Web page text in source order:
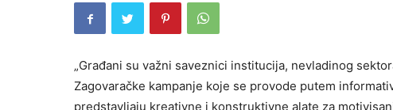
„Građani su važni saveznici institucija, nevladinog
Zagovaračke kampanje koje se provode putem
predstavljaju kreativne i konstruktivne alate za